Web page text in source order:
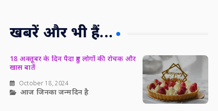
खबरें और भी हैं...
18 अक्तूबर के दिन पैदा हुए लोगों की रोचक और
खास बातें
October 18, 2024
आज जिनका जन्मदिन है